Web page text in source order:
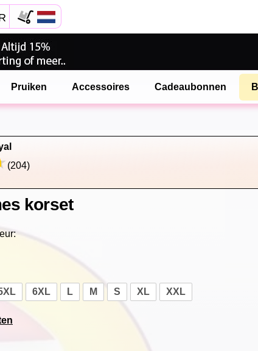
Pruiken Accessoires Cadeaubonnen
(204)
korset
6XL L M S XL XXL
getoont